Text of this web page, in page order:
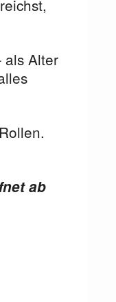
als Alter
ab